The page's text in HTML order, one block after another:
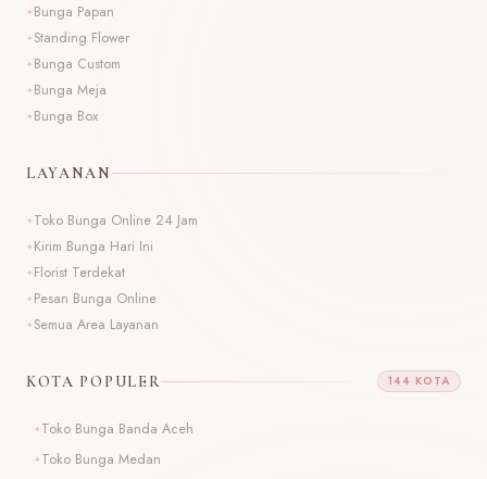
Bunga Papan
Standing Flower
Bunga Custom
Bunga Meja
Bunga Box
LAYANAN
Toko Bunga Online 24 Jam
Kirim Bunga Hari Ini
Florist Terdekat
Pesan Bunga Online
Semua Area Layanan
KOTA POPULER 144 KOTA
Toko Bunga Banda Aceh
Toko Bunga Medan